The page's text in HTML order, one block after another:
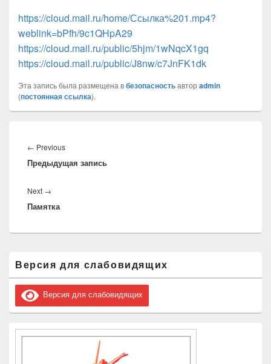
https://cloud.mail.ru/home/Ссылка%201.mp4?
weblink=bPfh/9c1QHpA29
https://cloud.mail.ru/public/5hjm/1wNqcX1gq
https://cloud.mail.ru/public/J8nw/c7JnFK1dk
Эта запись была размещена вбезопасностьавтор admin
(постоянная ссылка).
по
записям
← PreviousPrevious
post:
Предыдущая запись
Next →
post:
Памятка
основной
боковой
панели
Версия для слабовидящих
Версия для слабовидящих